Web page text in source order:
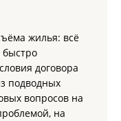
жилья: всё
быстро
договора
подводных
вопросов на
на